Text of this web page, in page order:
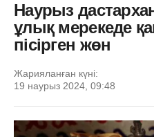
Наурыз
ұлық мерекеде
пісірген жөн
Жарияланған күні:
19 наурыз 2024, 09:48